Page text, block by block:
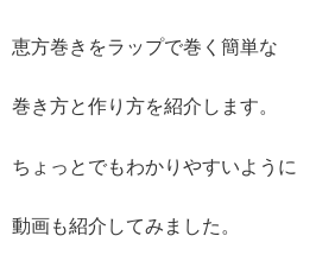
恵方巻きをラップで巻く簡単な
巻き方と作り方を紹介します。
ちょっとでもわかりやすいように
動画も紹介してみました。